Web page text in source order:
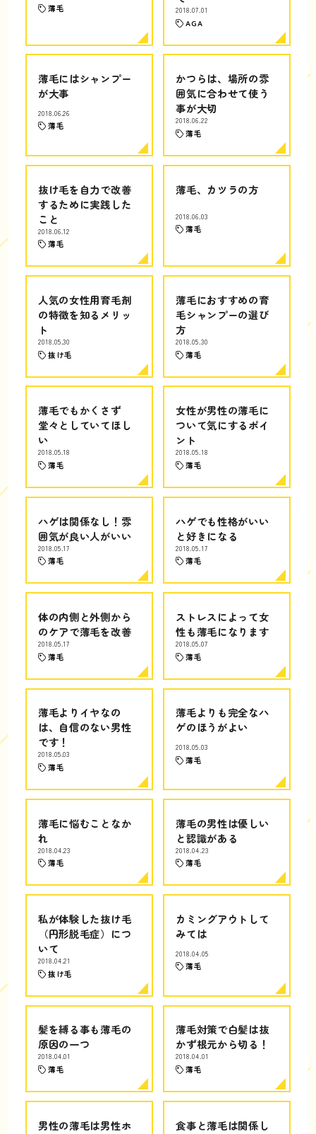
薄毛 2018.07.01
AGA
薄毛にはシャンプー
が大事
2018.06.26
薄毛
かつらは、場所の雰
囲気に合わせて使う
事が大切
2018.06.22
薄毛
抜け毛を自力で改善
するために実践した
こと
2018.06.12
薄毛
薄毛、カツラの方
2018.06.03
薄毛
人気の女性用育毛剤
の特徴を知るメリッ
ト
2018.05.30
抜け毛
薄毛におすすめの育
毛シャンプーの選び
方
2018.05.30
薄毛
薄毛でもかくさず
堂々としていてほし
い
2018.05.18
薄毛
女性が男性の薄毛に
ついて気にするポイ
ント
2018.05.18
薄毛
ハゲは関係なし！雰
囲気が良い人がいい
2018.05.17
薄毛
ハゲでも性格がいい
と好きになる
2018.05.17
薄毛
体の内側と外側から
のケアで薄毛を改善
2018.05.17
薄毛
ストレスによって女
性も薄毛になります
2018.05.07
薄毛
薄毛よりイヤなの
は、自信のない男性
です！
2018.05.03
薄毛
薄毛よりも完全なハ
ゲのほうがよい
2018.05.03
薄毛
薄毛に悩むことなか
れ
2018.04.23
薄毛
薄毛の男性は優しい
と認識がある
2018.04.23
薄毛
私が体験した抜け毛
（円形脱毛症）につ
いて
2018.04.21
抜け毛
カミングアウトして
みては
2018.04.05
薄毛
髪を縛る事も薄毛の
原因の一つ
2018.04.01
薄毛
薄毛対策で白髪は抜
かず根元から切る！
2018.04.01
薄毛
男性の薄毛は男性ホ
食事と薄毛は関係し